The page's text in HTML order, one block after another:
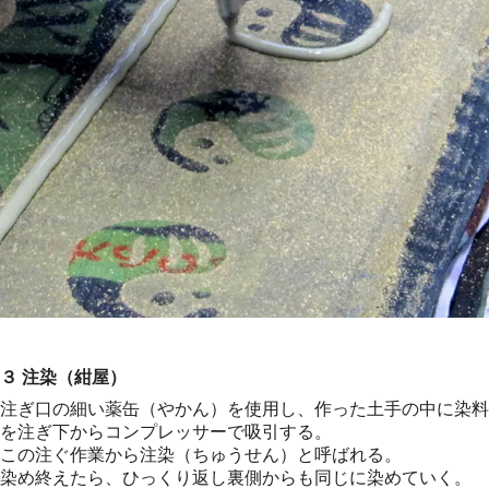
３ 注染（紺屋）
注ぎ口の細い薬缶（やかん）を使用し、作った土手の中に染料
を注ぎ下からコンプレッサーで吸引する。
この注ぐ作業から注染（ちゅうせん）と呼ばれる。
染め終えたら、ひっくり返し裏側からも同じに染めていく。